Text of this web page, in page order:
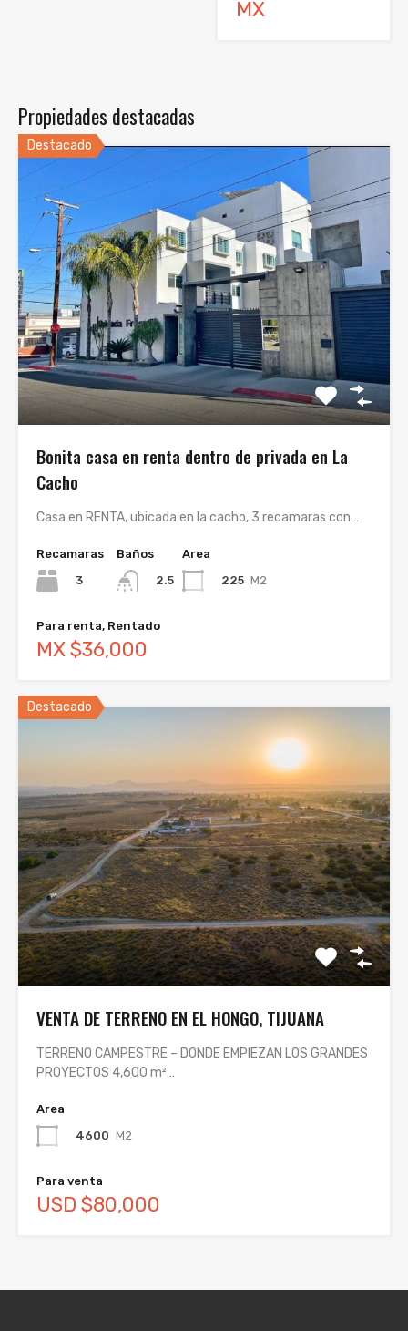
MX
Propiedades destacadas
Destacado
Bonita casa en renta dentro de privada en La
Cacho
Casa en RENTA, ubicada en la cacho, 3 recamaras con…
Recamaras
3
Baños
2.5
Area
225 M2
Para renta, Rentado
MX $36,000
Destacado
VENTA DE TERRENO EN EL HONGO, TIJUANA
TERRENO CAMPESTRE – DONDE EMPIEZAN LOS GRANDES
PROYECTOS 4,600 m²…
Area
4600 M2
Para venta
USD $80,000